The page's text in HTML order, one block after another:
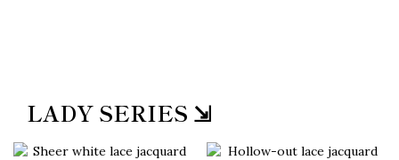
LADY SERIES ⇲